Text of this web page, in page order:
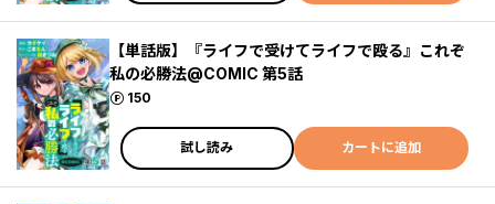
【単話版】『ライフで受けてライフで殴る』これぞ
私の必勝法@COMIC 第5話
150
ポイント
試し読み カートに追加